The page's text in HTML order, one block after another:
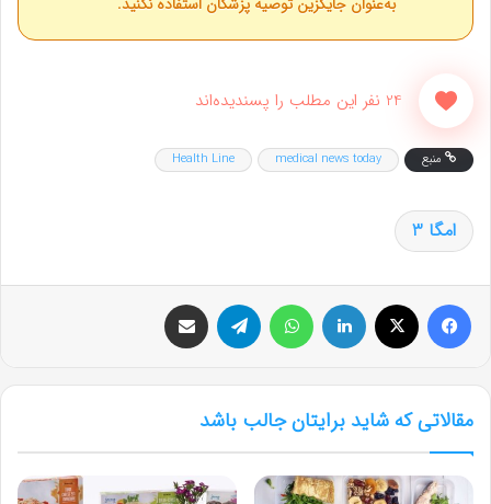
24 نفر این مطلب را پسندیده‌اند
منبع medical news today
Health Line
امگا 3
مقالاتی که شاید برایتان جالب باشد